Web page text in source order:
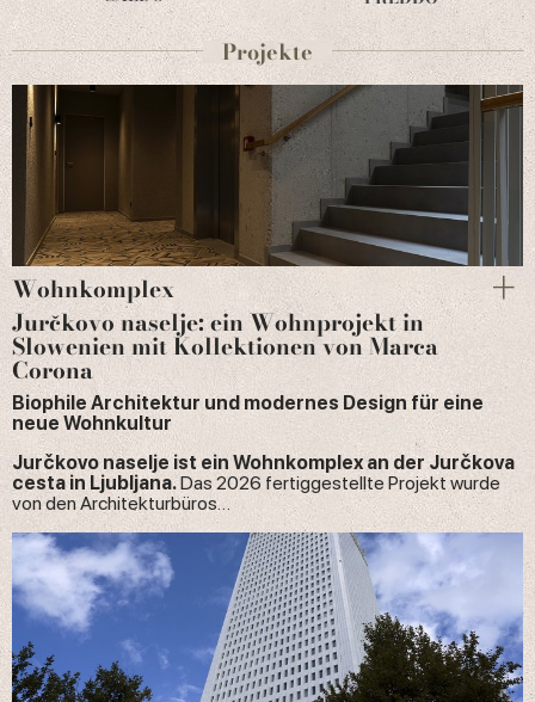
Projekte
Wohnkomplex
Jurčkovo naselje: ein Wohnprojekt in
Slowenien mit Kollektionen von Marca
Corona
Biophile Architektur und modernes Design für eine
neue Wohnkultur
Jurčkovo naselje ist ein Wohnkomplex an der Jurčkova
cesta in Ljubljana.Das 2026 fertiggestellte Projekt wurde
von den Architekturbüros…